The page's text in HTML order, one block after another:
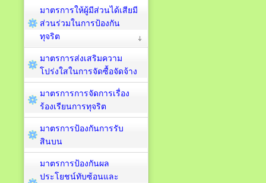
มาตรการให้ผู้มีส่วนได้เสียมี
ส่วนร่วมในการป้องกัน
ทุจริต
มาตรการส่งเสริมความ
โปร่งใสในการจัดซื้อจัดจ้าง
มาตรการการจัดการเรื่อง
ร้องเรียนการทุจริต
มาตรการป้องกันการรับ
สินบน
มาตรการป้องกันผล
ประโยชน์ทับซ้อนและ